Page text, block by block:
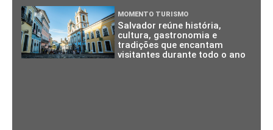
MOMENTO TURISMO
Salvador reúne história,
cultura, gastronomia e
tradições que encantam
visitantes durante todo o ano